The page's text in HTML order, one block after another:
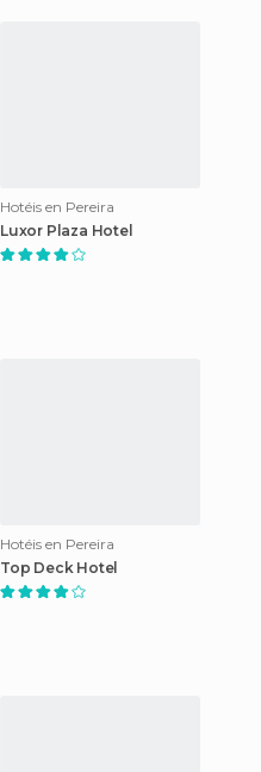
Hotéis en Pereira
Luxor Plaza Hotel
Hotéis en Pereira
Top Deck Hotel